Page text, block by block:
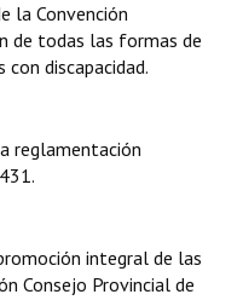
la Convención
de todas las formas de
discapacidad.
reglamentación
integral de las
Consejo Provincial de